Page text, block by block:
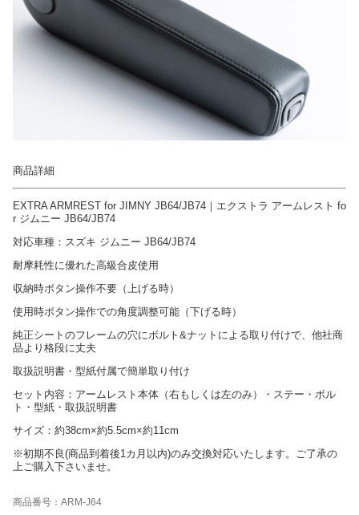
商品詳細
EXTRA ARMREST for JIMNY JB64/JB74｜エクストラ アームレスト fo
r ジムニー JB64/JB74
対応車種：スズキ ジムニー JB64/JB74
耐摩耗性に優れた高級合皮使用
収納時ボタン操作不要（上げる時）
使用時ボタン操作での角度調整可能（下げる時）
純正シートのフレームの穴にボルト&ナットによる取り付けで、他社商
品より格段に丈夫
取扱説明書・型紙付属で簡単取り付け
セット内容：アームレスト本体（右もしくは左のみ）・ステー・ボル
ト・型紙・取扱説明書
サイズ：約38cm×約5.5cm×約11cm
※初期不良(商品到着後1カ月以内)のみ交換対応いたします。ご了承の
上ご購入下さいませ。
商品番号：ARM-J64